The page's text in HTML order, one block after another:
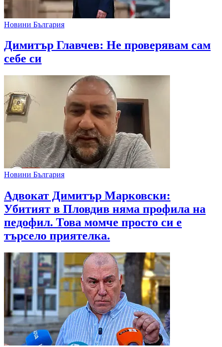
Новини България
Димитър Главчев: Не проверявам сам
себе си
Новини България
Адвокат Димитър Марковски:
Убитият в Пловдив няма профила на
педофил. Това момче просто си е
търсело приятелка.